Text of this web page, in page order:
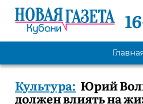
Культура: Юрий
должен влиять на